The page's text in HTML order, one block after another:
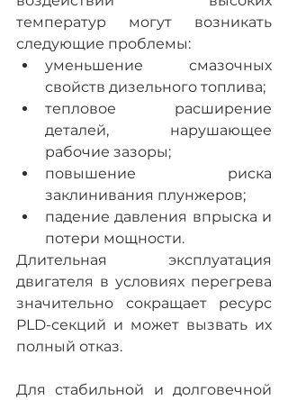
температур могут возникать
следующие проблемы:
уменьшение смазочных
свойств дизельного топлива;
тепловое расширение
деталей, нарушающее
рабочие зазоры;
повышение риска
заклинивания плунжеров;
падение давления впрыска и
потери мощности.
Длительная эксплуатация
двигателя в условиях перегрева
значительно сокращает ресурс
PLD-секций и может вызвать их
полный отказ.
Для стабильной и долговечной